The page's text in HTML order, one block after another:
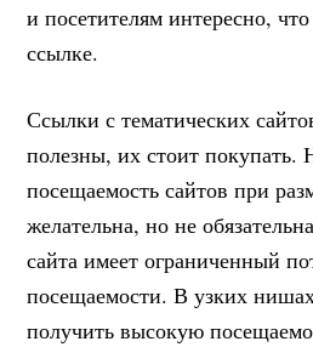
и посетителям интересно,
ссылке.
Ссылки с тематических
полезны, их стоит
посещаемость сайтов при
желательна, но не
сайта имеет ограниченный
посещаемости. В узких
получить высокую